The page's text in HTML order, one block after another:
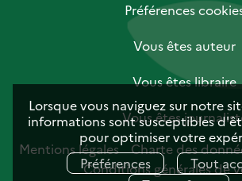
Lorsque vous naviguez sur notre
informations sont susceptibles
pour optimiser votre
Préférences
Tout
Préférences
Vous êtes auteur
Vous êtes libraire
Vous êtes
Mentions légales
Charte des
Conditions générales de